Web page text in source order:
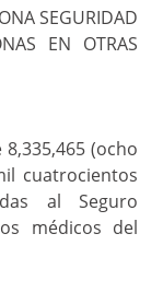
SEGURIDAD
EN OTRAS
(ocho
cuatrocientos
al Seguro
médicos del